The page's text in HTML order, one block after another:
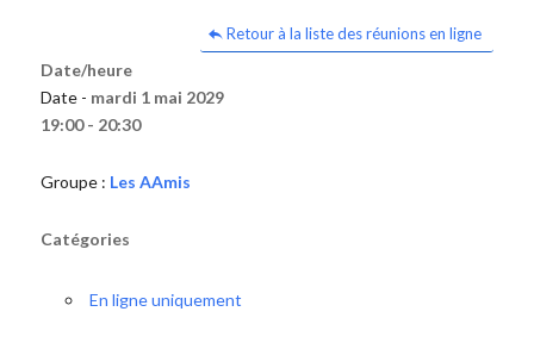
Retour à la liste des réunions en ligne
Date/heure
Date - mardi 1 mai 2029
19:00 - 20:30
Groupe : Les AAmis
Catégories
En ligne uniquement